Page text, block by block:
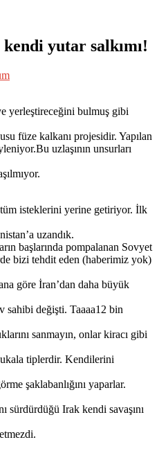
yutar salkımı!
yerleştireceğini bulmuş gibi
füze kalkanı projesidir. Yapılan
uzlaşının unsurları
isteklerini yerine getiriyor. İlk
uzandık.
başlarında pompalanan Sovyet
bizi tehdit eden (haberimiz yok)
göre İran’dan daha büyük
sahibi değişti. Taaaa12 bin
sanmayın, onlar kiracı gibi
tiplerdir. Kendilerini
şaklabanlığını yaparlar.
sürdürdüğü Irak kendi savaşını